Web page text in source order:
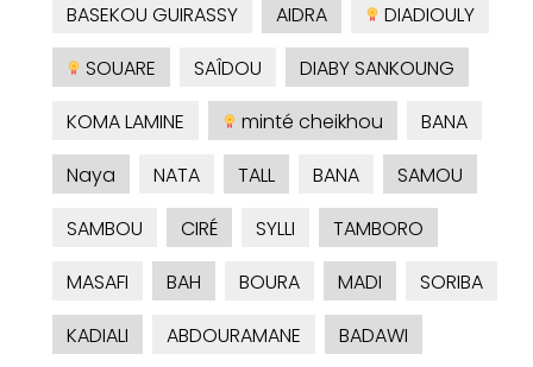
BASEKOU GUIRASSY
AIDRA
DIADIOULY
SOUARE
SAÎDOU
DIABY SANKOUNG
KOMA LAMINE
minté cheikhou
BANA
Naya
NATA TALL BANA
SAMOU
SAMBOU
CIRÉ SYLLI
TAMBORO
MASAFI
BAH BOURA MADI
SORIBA
KADIALI
ABDOURAMANE
BADAWI